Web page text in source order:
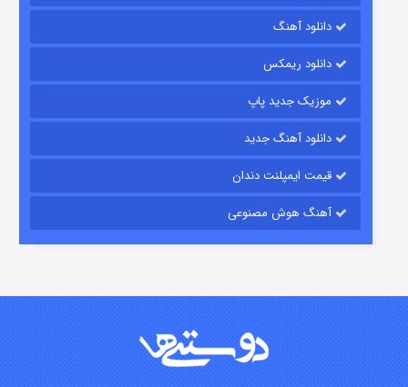
قسمت۷ (زیرنویس) منتشر شد
دانلود آهنگ
دانلود ریمکس
موزیک جدید پاپ
دانلود آهنگ جدید
قیمت ایمپلنت دندان
آهنگ هوش مصنوعی